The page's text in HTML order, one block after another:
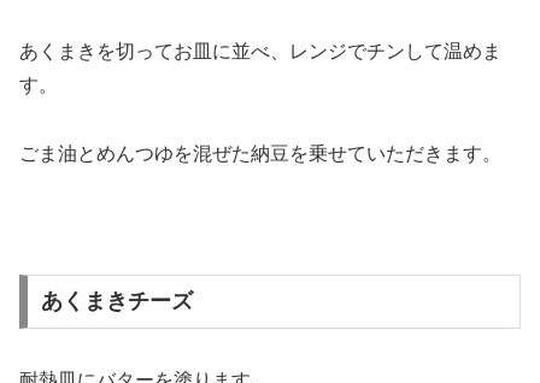
あくまきを切ってお皿に並べ、レンジでチンして温めま
す。
ごま油とめんつゆを混ぜた納豆を乗せていただきます。
あくまきチーズ